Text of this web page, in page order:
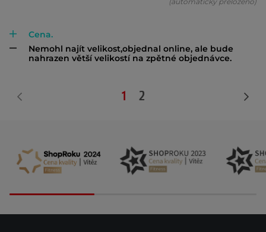
Cena.
Nemohl najít velikost,objednal online, ale bude
nahrazen větší velikostí na zpětné objednávce.
1 2